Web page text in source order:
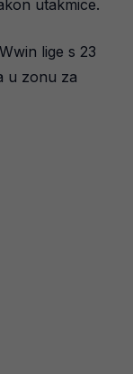
utakmice.
lige s 23
u zonu za